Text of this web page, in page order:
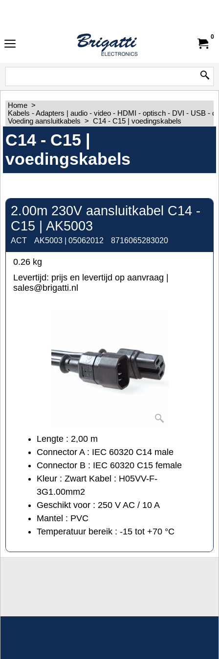
0
Home >
Kabels - Adapters | audio - video - HDMI - optisch - DVI - USB -
Voeding aansluitkabels > C14 - C15 | voedingskabels
C14 - C15 |
voedingskabels
2.00m 230V aansluitkabel C14 -
C15 | AK5003
ACT AK5003 | 05062012 8716065283020
0.26 kg
Levertijd: prijs en levertijd op aanvraag |
sales@brigatti.nl
Lengte : 2,00 m
Connector A : IEC 60320 C14 male
Connector B : IEC 60320 C15 female
Kleur : Zwart Kabel : H05VV-F-
3G1.00mm2
Geschikt voor : 250 V AC / 10 A
Mantel : PVC
Temperatuur bereik : -15 tot +70 °C